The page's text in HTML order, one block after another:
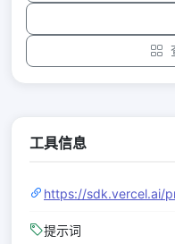
工具信息
https://sdk.vercel.ai/
提示词